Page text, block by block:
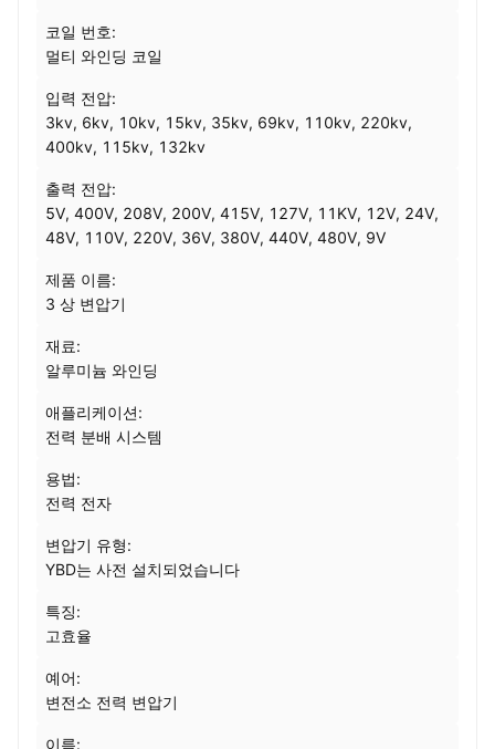
코일 번호:
멀티 와인딩 코일
입력 전압:
3kv, 6kv, 10kv, 15kv, 35kv, 69kv, 110kv, 220kv,
400kv, 115kv, 132kv
출력 전압:
5V, 400V, 208V, 200V, 415V, 127V, 11KV, 12V, 24V,
48V, 110V, 220V, 36V, 380V, 440V, 480V, 9V
제품 이름:
3 상 변압기
재료:
알루미늄 와인딩
애플리케이션:
전력 분배 시스템
용법:
전력 전자
변압기 유형:
YBD는 사전 설치되었습니다
특징:
고효율
예어:
변전소 전력 변압기
이름: